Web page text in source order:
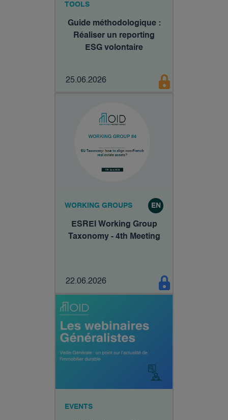
TOOLS
Guide méthodologique :
Réaliser un reporting
ESG volontaire
25.06.2026
WORKING GROUPS EN
ESREI Working Group
Taxonomy - 4th Meeting
22.06.2026
EVENTS